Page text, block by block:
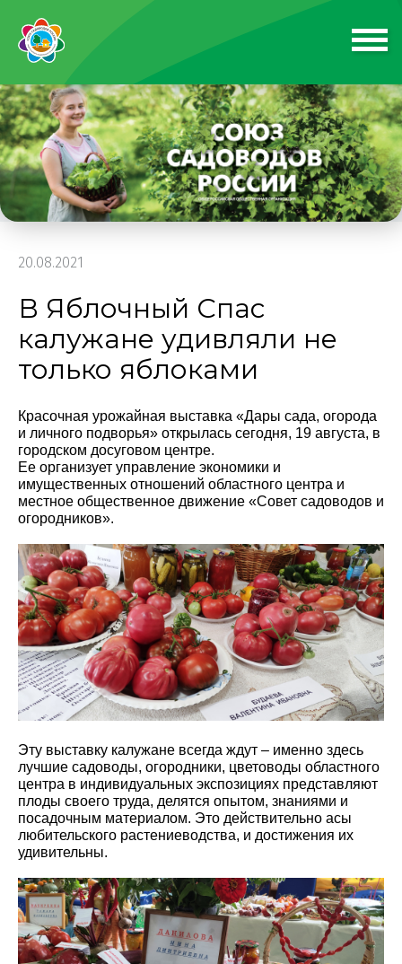
20.08.2021
В Яблочный Спас
калужане удивляли не
только яблоками
Красочная урожайная выставка «Дары сада, огорода
и личного подворья» открылась сегодня, 19 августа, в
городском досуговом центре.
Ее организует управление экономики и
имущественных отношений областного центра и
местное общественное движение «Совет садоводов и
огородников».
Эту выставку калужане всегда ждут – именно здесь
лучшие садоводы, огородники, цветоводы областного
центра в индивидуальных экспозициях представляют
плоды своего труда, делятся опытом, знаниями и
посадочным материалом. Это действительно асы
любительского растениеводства, и достижения их
удивительны.